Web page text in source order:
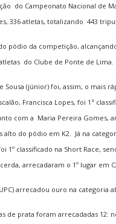
do Campeonato Nacional de
336 atletas, totalizando 443
pódio da competição,
do Clube de Ponte de Lima.
Sousa (júnior) foi, assim, o mais
Francisca Lopes, foi 1ª
com a Maria Pereira Gomes,
alto do pódio em K2. Já na
1º classificado na Short Race,
arrecadaram o 1º lugar em
arrecadou ouro na categoria
de prata foram arrecadadas 12: